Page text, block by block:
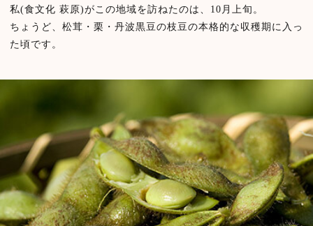
私(食文化 萩原)がこの地域を訪ねたのは、10月上旬。
ちょうど、松茸・栗・丹波黒豆の枝豆の本格的な収穫期に入っ
た頃です。